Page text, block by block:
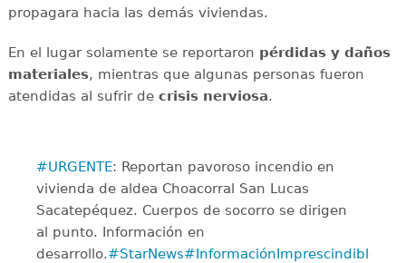
propagara hacia las demás viviendas.
En el lugar solamente se reportaron pérdidas y daños
materiales, mientras que algunas personas fueron
atendidas al sufrir de crisis nerviosa.
#URGENTE: Reportan pavoroso incendio en
vivienda de aldea Choacorral San Lucas
Sacatepéquez. Cuerpos de socorro se dirigen
al punto. Información en
desarrollo.#StarNews#InformaciónImprescindible